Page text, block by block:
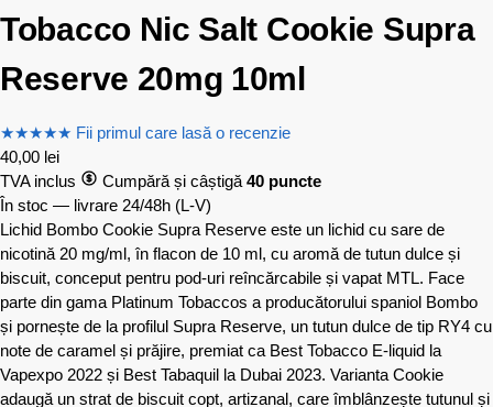
Tobacco Nic Salt Cookie Supra
Reserve 20mg 10ml
★★★★★ Fii primul care lasă o recenzie
40,00 lei
TVA inclus
Cumpără și câștigă 40 puncte
În stoc — livrare 24/48h (L-V)
Lichid Bombo Cookie Supra Reserve este un lichid cu sare de
nicotină 20 mg/ml, în flacon de 10 ml, cu aromă de tutun dulce și
biscuit, conceput pentru pod-uri reîncărcabile și vapat MTL. Face
parte din gama Platinum Tobaccos a producătorului spaniol Bombo
și pornește de la profilul Supra Reserve, un tutun dulce de tip RY4 cu
note de caramel și prăjire, premiat ca Best Tobacco E-liquid la
Vapexpo 2022 și Best Tabaquil la Dubai 2023. Varianta Cookie
adaugă un strat de biscuit copt, artizanal, care îmblânzește tutunul și